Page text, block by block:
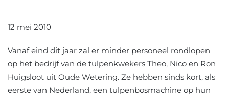
12 mei 2010
Vanaf eind dit jaar zal er minder personeel rondlopen
op het bedrijf van de tulpenkwekers Theo, Nico en Ron
Huigsloot uit Oude Wetering. Ze hebben sinds kort, als
eerste van Nederland, een tulpenbosmachine op hun